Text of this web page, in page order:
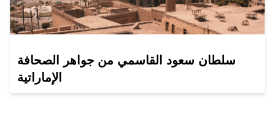
سلطان سعود القاسمي من جواهر الصحافة
الإماراتية